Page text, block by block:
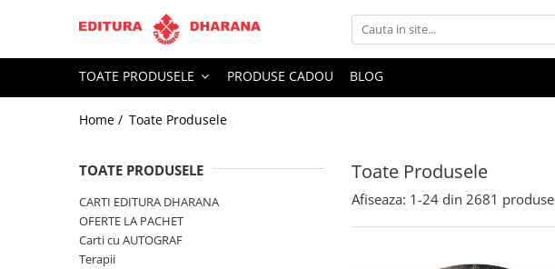
Toate Produsele
CARTI EDITURA DHARANA
OFERTE LA PACHET
Dezvoltare personala
Spiritualitate
TOATE PRODUSELE PRODUSE CADOU BLOG
Home / Toate Produsele
Toate Produsele
TOATE PRODUSELE
CARTI EDITURA DHARANA
OFERTE LA PACHET
Carti cu AUTOGRAF
Terapii
Afiseaza: 1-24 din 2681 produse